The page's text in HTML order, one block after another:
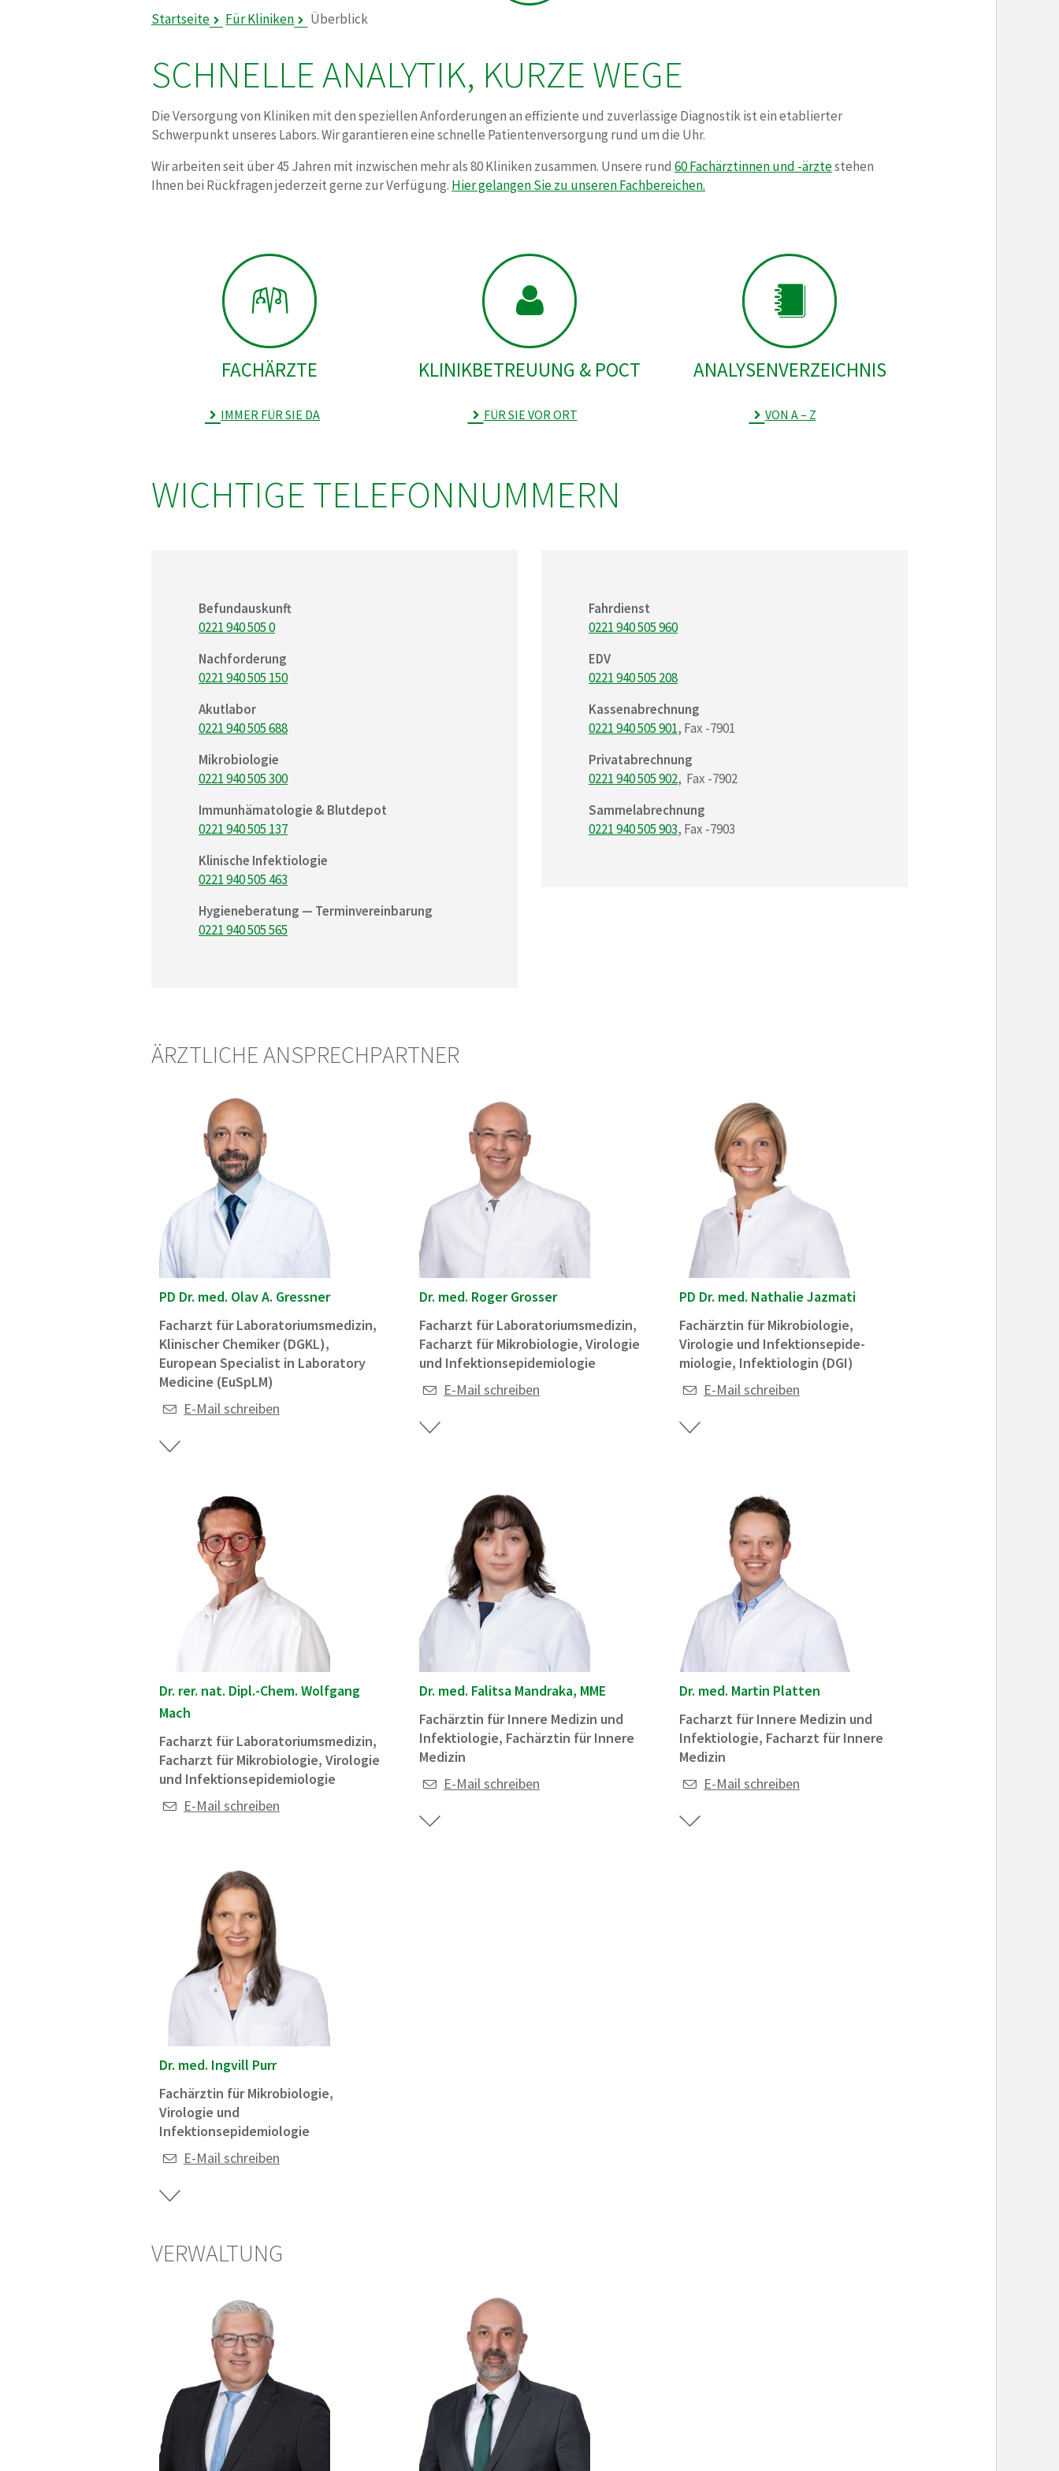
Startseite Für Kliniken Überblick
SCHNELLE ANALYTIK, KURZE WEGE
Die Versorgung von Kliniken mit den speziellen Anforderungen an effiziente und zuverlässige Diagnostik ist ein etablierter
Schwerpunkt unseres Labors. Wir garantieren eine schnelle Patientenversorgung rund um die Uhr.
Wir arbeiten seit über 45 Jahren mit inzwischen mehr als 80 Kliniken zusammen. Unsere rund 60 Fachärztinnen und -ärztestehen
Ihnen bei Rückfragen jederzeit gerne zur Verfügung. Hier gelangen Sie zu unseren Fachbereichen.
FACHÄRZTE
IMMER FÜR SIE DA
KLINIK­BETREUUNG & POCT
FÜR SIE VOR ORT
ANALYSEN­VERZEICHNIS
VON A – Z
WICHTIGE TELEFONNUMMERN
Befundauskunft
0221 940 505 0
Nachforderung
0221 940 505 150
Akutlabor
0221 940 505 688
Mikrobiologie
0221 940 505 300
Immunhämatologie & Blutdepot
0221 940 505 137
Klinische Infektiologie
0221 940 505 463
Hygieneberatung — Terminvereinbarung
0221 940 505 565
Fahrdienst
0221 940 505 960
EDV
0221 940 505 208
Kassenabrechnung
0221 940 505 901, Fax -7901
Privatabrechnung
0221 940 505 902, Fax -7902
Sammelabrechnung
0221 940 505 903, Fax -7903
ÄRZTLICHE ANSPRECHPARTNER
PD Dr. med. Olav A. Gressner
Facharzt für Laboratoriumsmedizin,
Klinischer Chemiker (DGKL),
European Specialist in Laboratory
Medicine (EuSpLM)
E-Mail schreiben
Dr. med. Roger Grosser
Facharzt für Laboratoriums­medizin,
Facharzt für Mikrobiologie, Virologie
und Infektionsepide­miologie
E-Mail schreiben
PD Dr. med. Nathalie Jazmati
Fachärztin für Mikrobiologie,
Virologie und Infektionsepide­
miologie, Infektiologin (DGI)
E-Mail schreiben
Dr. rer. nat. Dipl.-Chem. Wolfgang
Mach
Facharzt für Laboratoriumsmedizin,
Facharzt für Mikrobiologie, Virologie
und Infektionsepidemiologie
E-Mail schreiben
Dr. med. Falitsa Mandraka, MME
Fachärztin für Innere Medizin und
Infektiologie, Fachärztin für Innere
Medizin
E-Mail schreiben
Dr. med. Martin Platten
Facharzt für Innere Medizin und
Infektiologie, Facharzt für Innere
Medizin
E-Mail schreiben
Dr. med. Ingvill Purr
Fachärztin für Mikrobiologie,
Virologie und
Infektionsepidemiologie
E-Mail schreiben
VERWALTUNG